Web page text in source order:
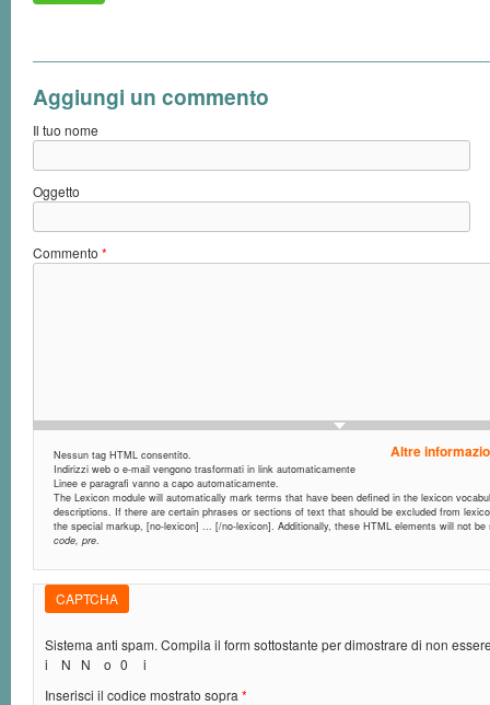
Aggiungi un commento
Il tuo nome
Oggetto
Commento *
Altre
Nessun tag HTML consentito.
Indirizzi web o e-mail vengono trasformati in link automaticamente
Linee e paragrafi vanno a capo automaticamente.
The Lexicon module will automatically mark terms that have been defined in the lexicon
descriptions. If there are certain phrases or sections of text that should be excluded from
the special markup, [no-lexicon] ... [/no-lexicon]. Additionally, these HTML elements will not
code, pre.
CAPTCHA
Sistema anti spam. Compila il form sottostante per dimostrare di non
i
o 0
i N
N
Inserisci il codice mostrato sopra *